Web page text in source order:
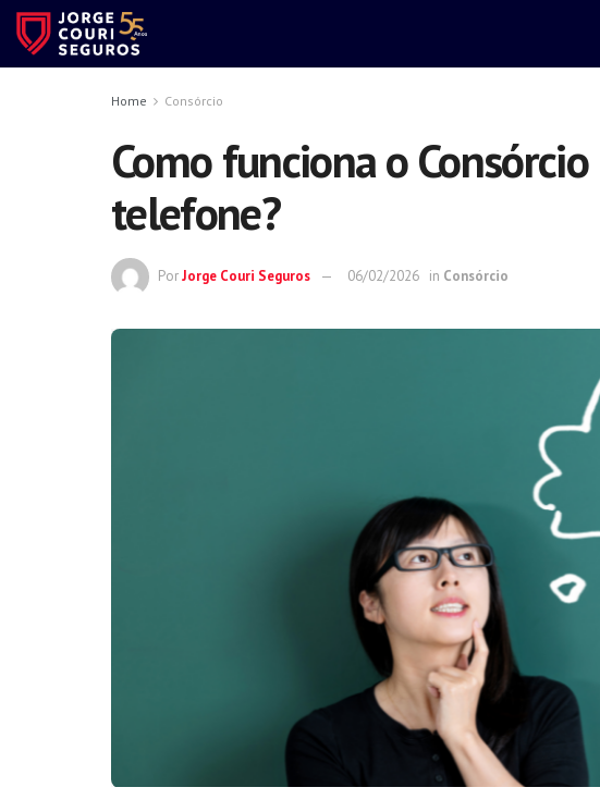
Home Consórcio
Como funciona o
telefone?
PorJorge Couri Seguros 06/02/2026 in Consórcio